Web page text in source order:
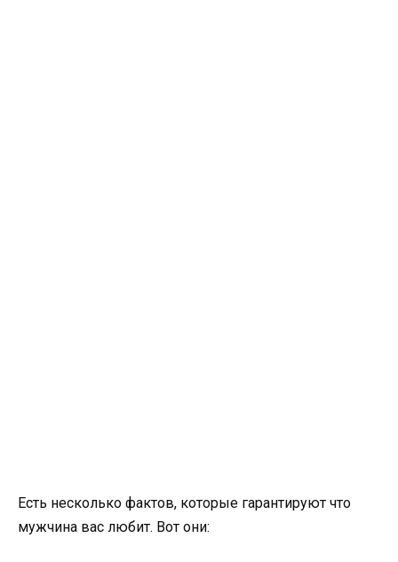
Есть несколько фактов, которые гарантируют что
мужчина вас любит. Вот они: